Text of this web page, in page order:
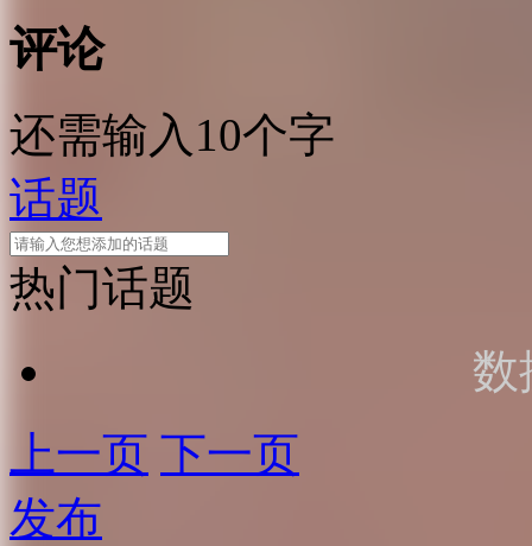
评论
还需输入10个字
话题
热门话题
数
上一页 下一页
发布